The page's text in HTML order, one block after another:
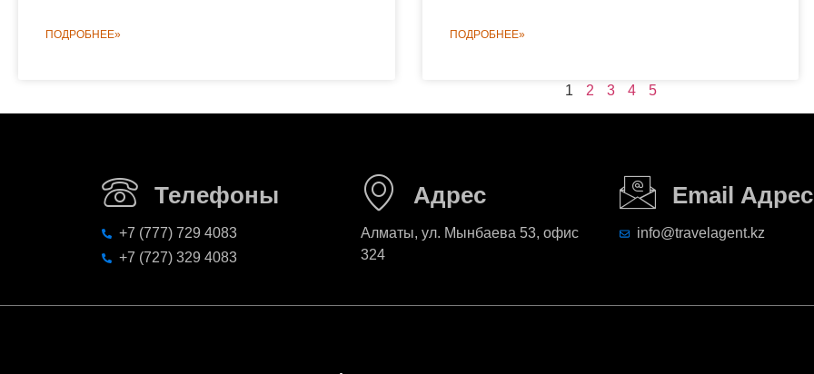
ПОДРОБНЕЕ» ПОДРОБНЕЕ»
1 2 3 4 5
Телефоны
+7 (777) 729 4083
+7 (727) 329 4083
Адрес
Алматы, ул. Мынбаева 53, офис
324
Email Адрес
info@travelagent.kz